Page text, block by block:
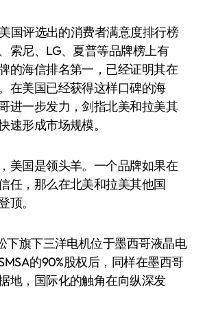
评选出的消费者满意度排行榜
索尼、LG、夏普等品牌榜上有
的海信排名第一，已经证明其在
在美国已经获得这样口碑的海
进一步发力，剑指北美和拉美其
速形成市场规模。
国是领头羊。一个品牌如果在
任，那么在北美和拉美其他国
顶。
旗下三洋电机位于墨西哥液晶电
的90%股权后，同样在墨西哥
地，国际化的触角在向纵深发